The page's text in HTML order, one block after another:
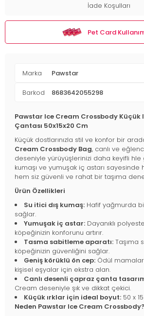
İade Koşulları
Pet Card
Marka Pawstar
Barkod 8683642055298
Pawstar Ice Cream Crossbody Küçük
Çantası 50x15x20 Cm
Küçük dostlarınızla stil ve konfor bir
Cream Crossbody Bag, canlı ve
deseniyle yürüyüşlerinizi daha keyifli hle
kumaşı ve yumuşak iç astarı sayesinde
hem siz güvenli ve rahat bir taşıma
Ürün Özellikleri
Su itici dış kumaş: Hafif yağmurda
sağlar.
Yumuşak iç astar: Dayanıklı
köpeğinizin konforunu artırır.
Tasma sabitleme aparatı: Taşıma
köpeğinizin güvenliğini sağlar.
Geniş körüklü ön cep: Ödül
kişisel eşyalar için ekstra alan.
Canlı desenli çapraz çanta
Cream deseniyle şık ve dikkat çekici.
Küçük ırklar için ideal boyut: 50 x
Neden Pawstar Ice Cream Crossbody?